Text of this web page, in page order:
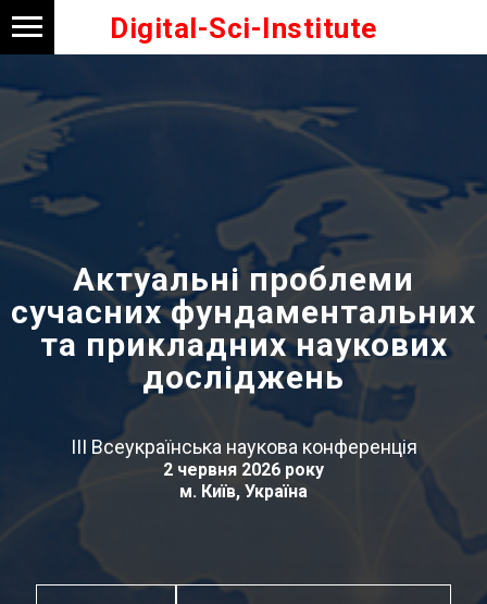
Digital-Sci-Institute
Актуальні проблеми
сучасних фундаментальних
та прикладних наукових
досліджень
ІІІ Всеукраїнська наукова конференція
2 червня 2026 року
м. Київ, Україна